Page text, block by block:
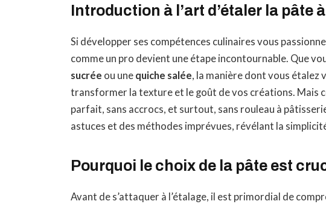
Introduction à l’art d’étaler la pâte
Si développer ses compétences culinaires vous
comme un pro devient une étape incontournable. Que
sucrée ou une quiche salée, la manière dont vous
transformer la texture et le goût de vos créations. Mais
parfait, sans accrocs, et surtout, sans rouleau à
astuces et des méthodes imprévues, révélant la
Pourquoi le choix de la pâte est
Avant de s’attaquer à l’étalage, il est primordial de